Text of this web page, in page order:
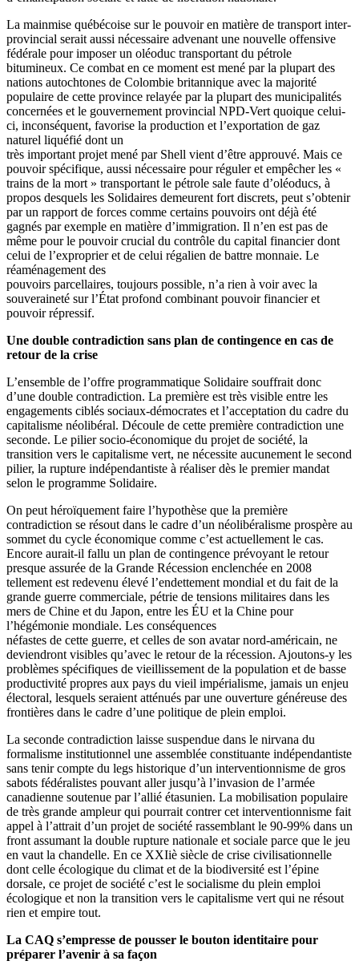
La mainmise québécoise sur le pouvoir en matière de transport inter-
provincial serait aussi nécessaire advenant une nouvelle offensive
fédérale pour imposer un oléoduc transportant du pétrole
bitumineux. Ce combat en ce moment est mené par la plupart des
nations autochtones de Colombie britannique avec la majorité
populaire de cette province relayée par la plupart des municipalités
concernées et le gouvernement provincial NPD-Vert quoique celui-
ci, inconséquent, favorise la production et l’exportation de gaz
naturel liquéfié dont un
très important projet mené par Shell vient d’être approuvé. Mais ce
pouvoir spécifique, aussi nécessaire pour réguler et empêcher les «
trains de la mort » transportant le pétrole sale faute d’oléoducs, à
propos desquels les Solidaires demeurent fort discrets, peut s’obtenir
par un rapport de forces comme certains pouvoirs ont déjà été
gagnés par exemple en matière d’immigration. Il n’en est pas de
même pour le pouvoir crucial du contrôle du capital financier dont
celui de l’exproprier et de celui régalien de battre monnaie. Le
réaménagement des
pouvoirs parcellaires, toujours possible, n’a rien à voir avec la
souveraineté sur l’État profond combinant pouvoir financier et
pouvoir répressif.
Une double contradiction sans plan de contingence en cas de
retour de la crise
L’ensemble de l’offre programmatique Solidaire souffrait donc
d’une double contradiction. La première est très visible entre les
engagements ciblés sociaux-démocrates et l’acceptation du cadre du
capitalisme néolibéral. Découle de cette première contradiction une
seconde. Le pilier socio-économique du projet de société, la
transition vers le capitalisme vert, ne nécessite aucunement le second
pilier, la rupture indépendantiste à réaliser dès le premier mandat
selon le programme Solidaire.
On peut héroïquement faire l’hypothèse que la première
contradiction se résout dans le cadre d’un néolibéralisme prospère au
sommet du cycle économique comme c’est actuellement le cas.
Encore aurait-il fallu un plan de contingence prévoyant le retour
presque assurée de la Grande Récession enclenchée en 2008
tellement est redevenu élevé l’endettement mondial et du fait de la
grande guerre commerciale, pétrie de tensions militaires dans les
mers de Chine et du Japon, entre les ÉU et la Chine pour
l’hégémonie mondiale. Les conséquences
néfastes de cette guerre, et celles de son avatar nord-américain, ne
deviendront visibles qu’avec le retour de la récession. Ajoutons-y les
problèmes spécifiques de vieillissement de la population et de basse
productivité propres aux pays du vieil impérialisme, jamais un enjeu
électoral, lesquels seraient atténués par une ouverture généreuse des
frontières dans le cadre d’une politique de plein emploi.
La seconde contradiction laisse suspendue dans le nirvana du
formalisme institutionnel une assemblée constituante indépendantiste
sans tenir compte du legs historique d’un interventionnisme de gros
sabots fédéralistes pouvant aller jusqu’à l’invasion de l’armée
canadienne soutenue par l’allié étasunien. La mobilisation populaire
de très grande ampleur qui pourrait contrer cet interventionnisme fait
appel à l’attrait d’un projet de société rassemblant le 90-99% dans un
front assumant la double rupture nationale et sociale parce que le jeu
en vaut la chandelle. En ce XXIiè siècle de crise civilisationnelle
dont celle écologique du climat et de la biodiversité est l’épine
dorsale, ce projet de société c’est le socialisme du plein emploi
écologique et non la transition vers le capitalisme vert qui ne résout
rien et empire tout.
La CAQ s’empresse de pousser le bouton identitaire pour
préparer l’avenir à sa façon